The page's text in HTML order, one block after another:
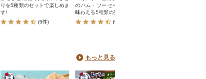
りを5種類のセットで楽しめま
す!
(5件)
のハム・ソーセージが贅沢に
味わえる5種類の詰合せセット
です
(96件)
もっと見る